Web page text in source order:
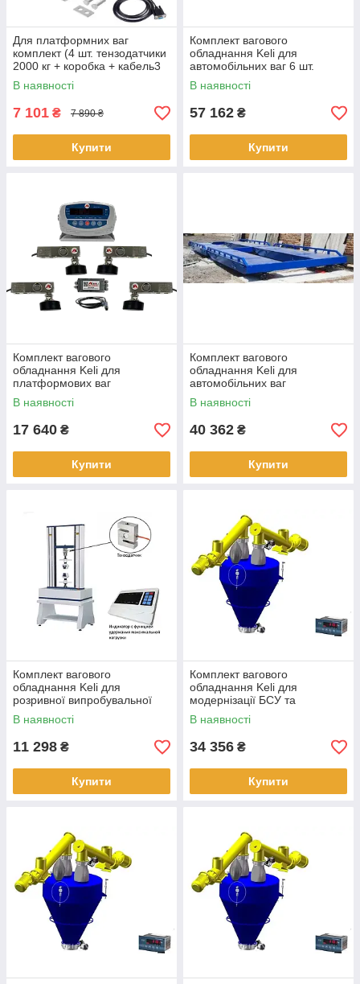
Для платформних ваг
комплект (4 шт. тензодатчики
2000 кг + коробка + кабель3
м + Djen Fa A9-Україна Wi-Fi)
В наявності
7 101 ₴ 7 890 ₴
Купити
Комплект вагового
обладнання Keli для
автомобільних ваг 6 шт.
В наявності
57 162 ₴
Купити
Комплект вагового
обладнання Keli для
платформових ваг
В наявності
17 640 ₴
Купити
Комплект вагового
обладнання Keli для
автомобільних ваг
В наявності
40 362 ₴
Купити
Комплект вагового
обладнання Keli для
розривної випробувальної
машини
В наявності
11 298 ₴
Купити
Комплект вагового
обладнання Keli для
модернізації БСУ та
дозаторів сипучих матеріалів
В наявності
34 356 ₴
Купити